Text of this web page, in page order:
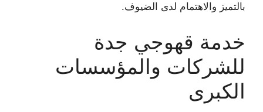
بالتميز والاهتمام لدى الضيوف.
خدمة قهوجي جدة
للشركات والمؤسسات
الكبرى